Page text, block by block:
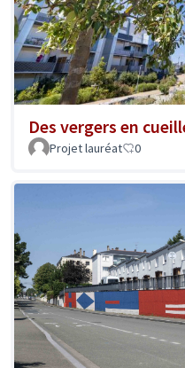
Des vergers en
Projet lauréat 0